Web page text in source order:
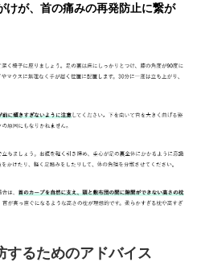
けが、首の痛みの再発防止に繋が
するためのアドバイス